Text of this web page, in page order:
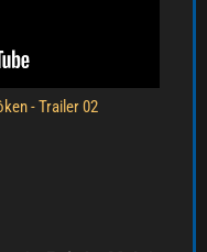
- Trailer 02